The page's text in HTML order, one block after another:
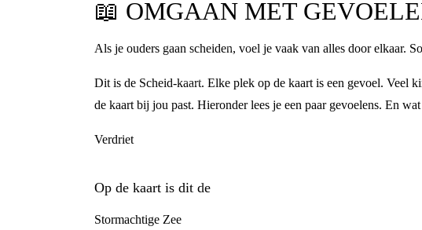
📖 OMGAAN MET
Als je ouders gaan scheiden, voel je vaak van alles door elkaar.
Dit is de Scheid-kaart. Elke plek op de kaart is een gevoel. Veel
de kaart bij jou past. Hieronder lees je een paar gevoelens. En
Verdriet
Op de kaart is dit de
Stormachtige Zee